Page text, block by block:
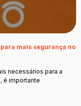
mais segurança no
necessários para a
é importante